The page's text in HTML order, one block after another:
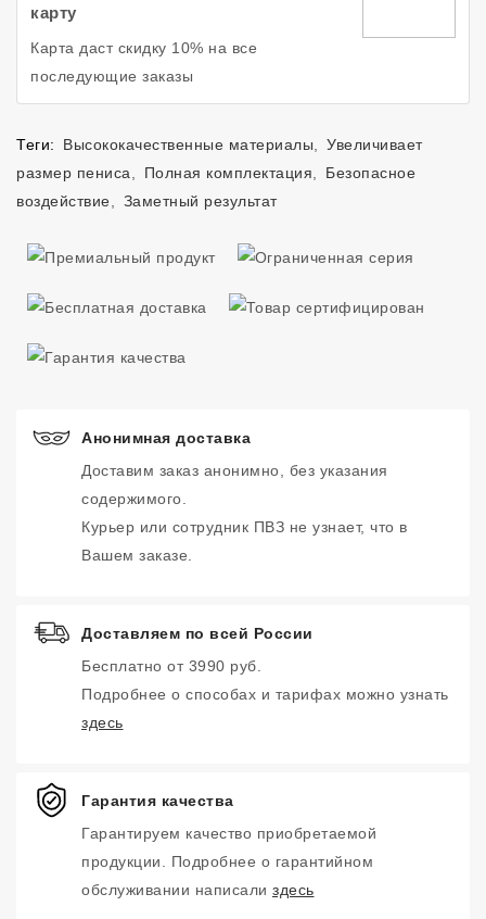
карту
Карта даст скидку 10% на все
последующие заказы
Теги: Высококачественные материалы
Увеличивает
размер пениса
Полная комплектация
Безопасное
воздействие
Заметный результат
Анонимная доставка
Доставим заказ анонимно, без указания
содержимого.
Курьер или сотрудник ПВЗ не узнает, что в
Вашем заказе.
Доставляем по всей России
Бесплатно от 3990 руб.
Подробнее о способах и тарифах можно узнать
здесь
Гарантия качества
Гарантируем качество приобретаемой
продукции. Подробнее о гарантийном
обслуживании написали здесь